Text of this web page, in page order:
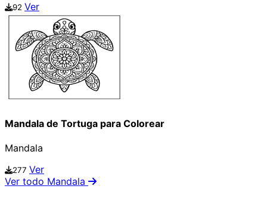
92 Ver
Mandala de Tortuga para Colorear
Mandala
277 Ver
Ver todo Mandala